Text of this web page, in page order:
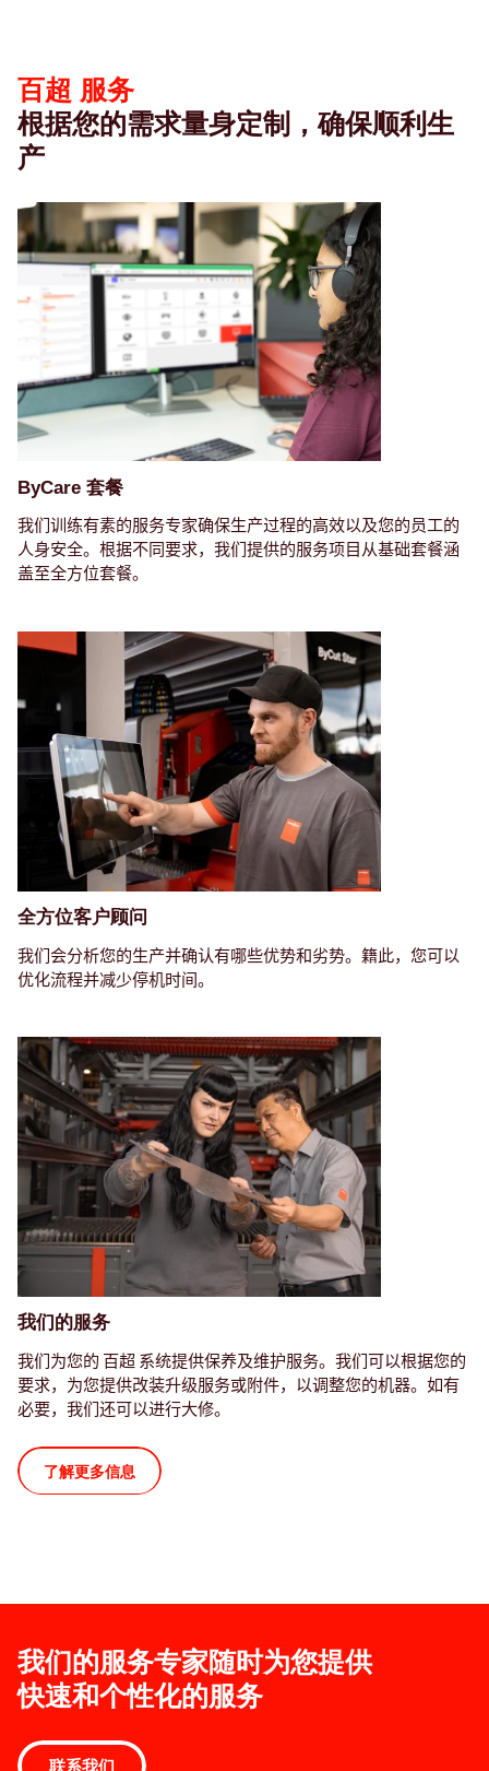
百超 服务
根据您的需求量身定制，确保顺利生
产
ByCare 套餐
我们训练有素的服务专家确保生产过程的高效以及您的员工的
人身安全。根据不同要求，我们提供的服务项目从基础套餐涵
盖至全方位套餐。
全方位客户顾问
我们会分析您的生产并确认有哪些优势和劣势。籍此，您可以
优化流程并减少停机时间。
我们的服务
我们为您的 百超 系统提供保养及维护服务。我们可以根据您的
要求，为您提供改装升级服务或附件，以调整您的机器。如有
必要，我们还可以进行大修。
了解更多信息
我们的服务专家随时为您提供
快速和个性化的服务
联系我们